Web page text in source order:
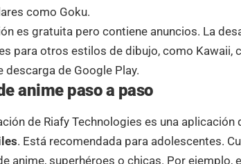
como Goku.
es gratuita pero contiene anuncios. La
para otros estilos de dibujo, como Kawaii,
descarga de Google Play.
anime paso a paso
de Riafy Technologies es una aplicación
. Está recomendada para adolescentes.
anime, superhéroes o chicas. Por ejemplo,